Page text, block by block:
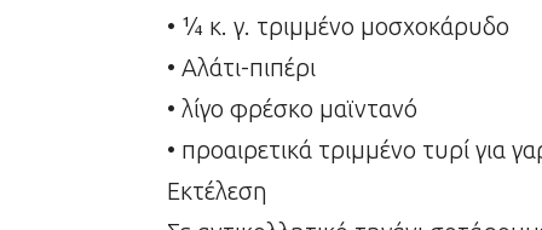
• ¼ κ. γ. τριμμένο μοσχοκάρυδο
• Αλάτι-πιπέρι
• λίγο φρέσκο μαϊντανό
• προαιρετικά τριμμένο τυρί για
Εκτέλεση